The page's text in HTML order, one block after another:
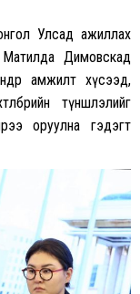
Улсад ажиллах
Матилда Димовскад
амжилт хүсээд,
түншлэлийг
оруулна гэдэгт